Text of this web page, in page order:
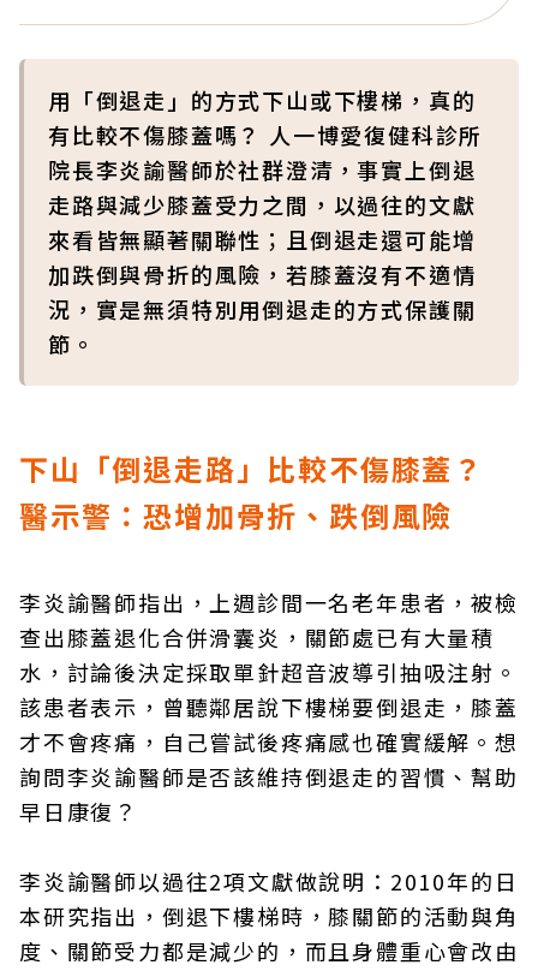
用「倒退走」的方式下山或下樓梯，真的
有比較不傷膝蓋嗎？ 人一博愛復健科診所
院長李炎諭醫師於社群澄清，事實上倒退
走路與減少膝蓋受力之間，以過往的文獻
來看皆無顯著關聯性；且倒退走還可能增
加跌倒與骨折的風險，若膝蓋沒有不適情
況，實是無須特別用倒退走的方式保護關
節。
下山「倒退走路」比較不傷膝蓋？
醫示警：恐增加骨折、跌倒風險
李炎諭醫師指出，上週診間一名老年患者，被檢
查出膝蓋退化合併滑囊炎，關節處已有大量積
水，討論後決定採取單針超音波導引抽吸注射。
該患者表示，曾聽鄰居說下樓梯要倒退走，膝蓋
才不會疼痛，自己嘗試後疼痛感也確實緩解。想
詢問李炎諭醫師是否該維持倒退走的習慣、幫助
早日康復？
李炎諭醫師以過往2項文獻做說明：2010年的日
本研究指出，倒退下樓梯時，膝關節的活動與角
度、關節受力都是減少的，而且身體重心會改由